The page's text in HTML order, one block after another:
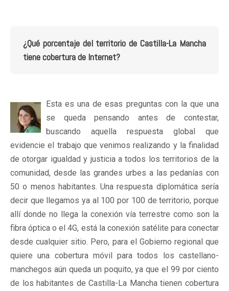
¿Qué porcentaje del territorio de Castilla-La Mancha
tiene cobertura de Internet?
Esta es una de esas preguntas con la que una
se queda pensando antes de contestar,
buscando aquella respuesta global que
evidencie el trabajo que venimos realizando y la finalidad
de otorgar igualdad y justicia a todos los territorios de la
comunidad, desde las grandes urbes a las pedanías con
50 o menos habitantes. Una respuesta diplomática sería
decir que llegamos ya al 100 por 100 de territorio, porque
allí donde no llega la conexión vía terrestre como son la
fibra óptica o el 4G, está la conexión satélite para conectar
desde cualquier sitio. Pero, para el Gobierno regional que
quiere una cobertura móvil para todos los castellano-
manchegos aún queda un poquito, ya que el 99 por ciento
de los habitantes de Castilla-La Mancha tienen cobertura